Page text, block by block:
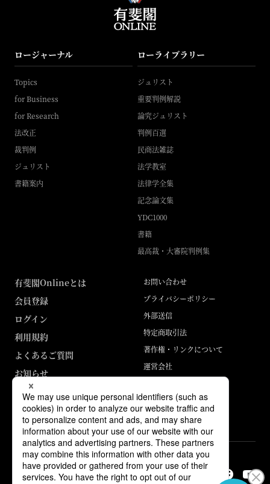
ロージャーナル
Topics
for Business
for Research
法改正
裁判例
ジュリスト
書籍案内
ローライブラリー
ジュリスト
重要判例解説
論究ジュリスト
判例百選
民商法雑誌
法学教室
法律学全集
記念論文集
YDC1000
書籍
最高裁・大審院判例集
有斐閣Onlineとは
会員登録
ログイン
利用規約
よくあるご質問
お知らせ
お問い合わせ
プライバシーポリシー
外部送信
特定商取引法
著作権・リンクについて
運営会社